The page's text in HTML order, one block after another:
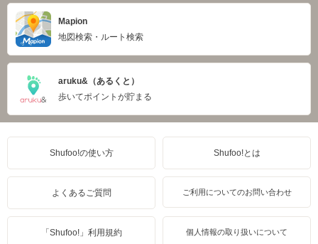
Mapion
地図検索・ルート検索
aruku&（あるくと）
歩いてポイントが貯まる
Shufoo!の使い方 Shufoo!とは
よくあるご質問 ご利用についてのお問い合わせ
「Shufoo!」利用規約 個人情報の取り扱いについて